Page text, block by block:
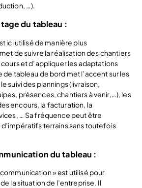
…).
du tableau :
ici utilisé de manière plus
de suivre la réalisation des chantiers
cours et d’appliquer les adaptations
tableau de bord met l’accent sur les
suivi des plannings (livraison,
présences, chantiers à venir,…), les
encours, la facturation, la
… Sa fréquence peut être
terrains sans toutefois
du tableau :
» est utilisé pour
la situation de l’entreprise. Il